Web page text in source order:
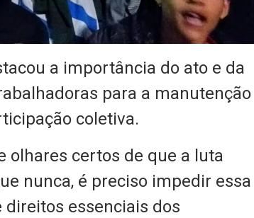
a importância do ato e da
para a manutenção
coletiva.
olhares certos de que a luta
nunca, é preciso impedir essa
essenciais dos